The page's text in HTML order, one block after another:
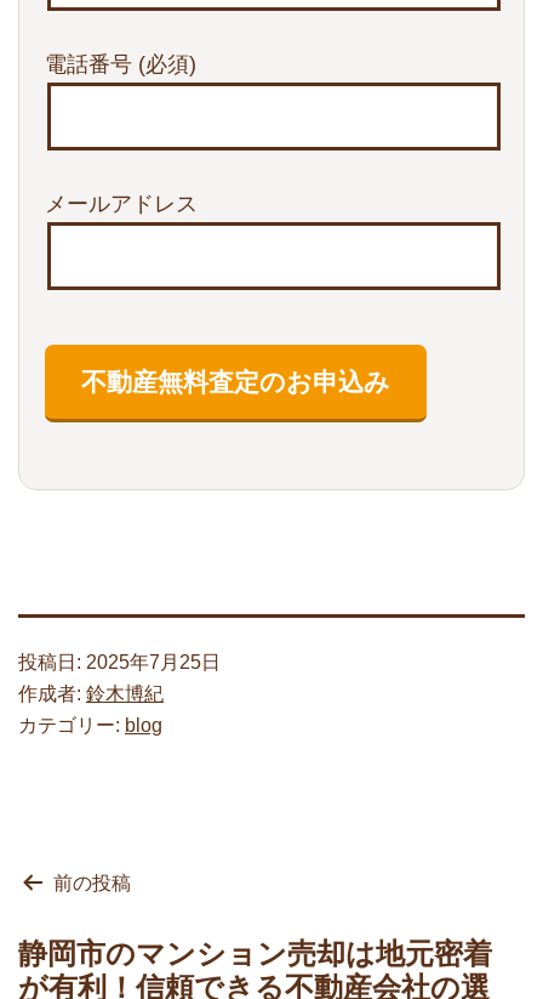
電話番号 (必須)
メールアドレス
投稿日: 2025年7月25日
作成者: 鈴木博紀
カテゴリー: blog
投
ナ
ビ
前の投稿
静岡市のマンション売却は地元密着
が有利！信頼できる不動産会社の選